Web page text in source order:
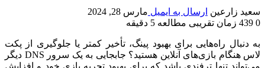
سعید زارعین ارسال به ایمیل مارس 28, 2024
0
زمان تقریبی مطالعه 5 دقیقه
به دنبال راه‌هایی برای بهبود پینگ، تأخیر کمتر یا جلوگیری از پکت
لاس هنگام بازی‌های آنلاین هستید؟ جابجایی به یک سرور DNS دیگر
می‌تواند تنها ترفندی باشد که برای بهبود تجربه بازی خود و افزایش